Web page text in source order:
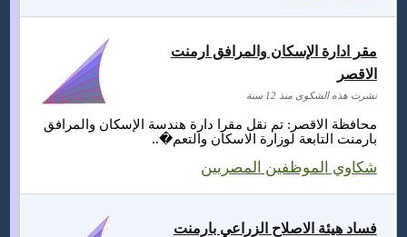
محافظة الاقصر: تم نقل مقرا دارة هندسة الإسكان والمرافق
بارمنت التابعة لوزارة الاسكان والتعم�..
شكاوي الموظفين المصريين
مقر ادارة الإسكان والمرافق ارمنت
الاقصر
نشرت هذه الشكوى منذ 12 سنة
فساد هيئة الاصلاح الزراعي بارمنت